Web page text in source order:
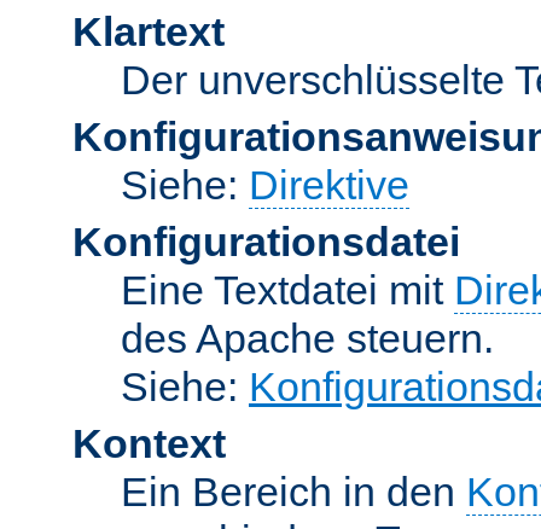
Klartext
Der unverschlüsselte
Siehe: Direktive
Konfigurationsdatei
Eine Textdatei mit
des Apache steuern.
Siehe:
Kontext
Ein Bereich in den